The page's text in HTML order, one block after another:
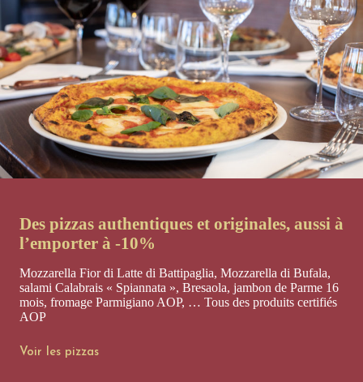
Des pizzas authentiques et originales, aussi à
l’emporter à -10%
Mozzarella Fior di Latte di Battipaglia, Mozzarella di Bufala,
salami Calabrais « Spiannata », Bresaola, jambon de Parme 16
mois, fromage Parmigiano AOP, … Tous des produits certifiés
AOP
Voir les pizzas